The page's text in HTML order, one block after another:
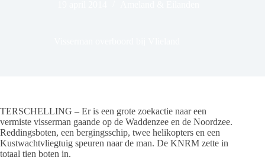
TERSCHELLING – Er is een grote zoekactie naar een
vermiste visserman gaande op de Waddenzee en de Noordzee.
Reddingsboten, een bergingsschip, twee helikopters en een
Kustwachtvliegtuig speuren naar de man. De KNRM zette in
totaal tien boten in.